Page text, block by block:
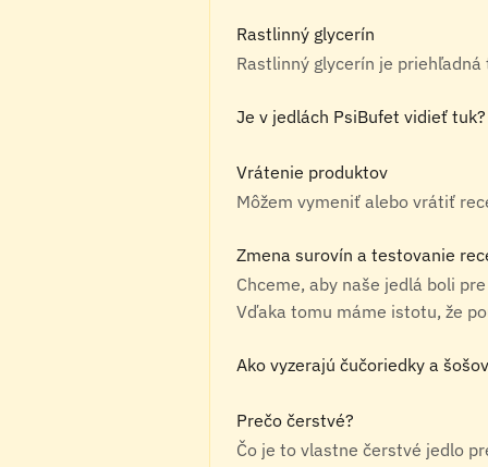
Rastlinný glycerín
Rastlinný glycerín je
Je v jedlách PsiBufet vidieť tuk?
Vrátenie produktov
Môžem vymeniť alebo vrátiť
Zmena surovín a testovanie
Chceme, aby naše jedlá boli
Vďaka tomu máme istotu, že
Ako vyzerajú čučoriedky a
Prečo čerstvé?
Čo je to vlastne čerstvé jedlo